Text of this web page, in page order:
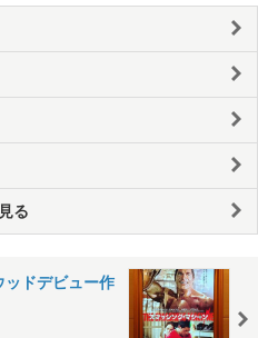
る
ドデビュー作